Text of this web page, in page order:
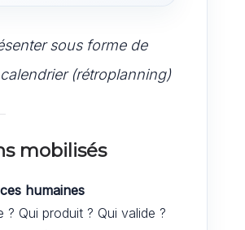
sous forme de
(rétroplanning)
mobilisés
humaines
? Qui produit ? Qui valide ?